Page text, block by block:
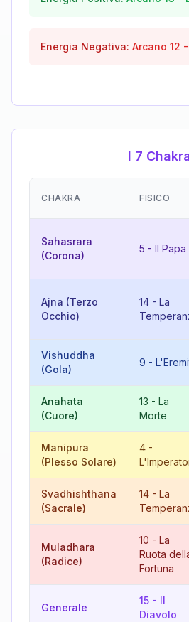
Energia Negativa: Arcano 12 -
I 7
CHAKRA FISICO
Sahasrara
(Corona)
5 - Il Papa
Ajna (Terzo
Occhio)
14 - La
Vishuddha
(Gola)
9 -
Anahata
(Cuore)
13 - La
Morte
Manipura
(Plesso Solare)
4 -
Svadhishthana
(Sacrale)
14 - La
Muladhara
(Radice)
10 - La
Ruota
Fortuna
Generale
15 - Il
Diavolo